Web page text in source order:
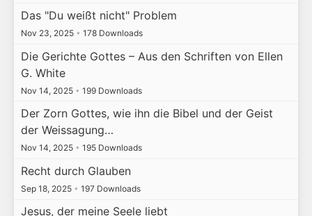
Das "Du weißt nicht" Problem
Nov 23, 2025 • 178 Downloads
Die Gerichte Gottes – Aus den Schriften von Ellen
G. White
Nov 14, 2025 • 199 Downloads
Der Zorn Gottes, wie ihn die Bibel und der Geist
der Weissagung…
Nov 14, 2025 • 195 Downloads
Recht durch Glauben
Sep 18, 2025 • 197 Downloads
Jesus, der meine Seele liebt